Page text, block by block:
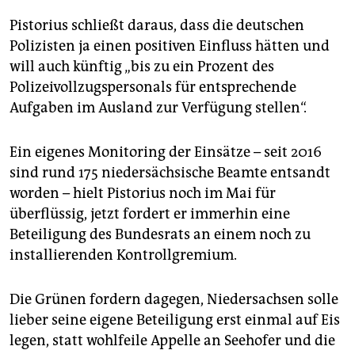
Pistorius schließt daraus, dass die deutschen
Polizisten ja einen positiven Einfluss hätten und
will auch künftig „bis zu ein Prozent des
Polizeivollzugspersonals für entsprechende
Aufgaben im Ausland zur Verfügung stellen“.
Ein eigenes Monitoring der Einsätze – seit 2016
sind rund 175 niedersächsische Beamte entsandt
worden – hielt Pistorius noch im Mai für
überflüssig, jetzt fordert er immerhin eine
Beteiligung des Bundesrats an einem noch zu
installierenden Kontrollgremium.
Die Grünen fordern dagegen, Niedersachsen solle
lieber seine eigene Beteiligung erst einmal auf Eis
legen, statt wohlfeile Appelle an Seehofer und die